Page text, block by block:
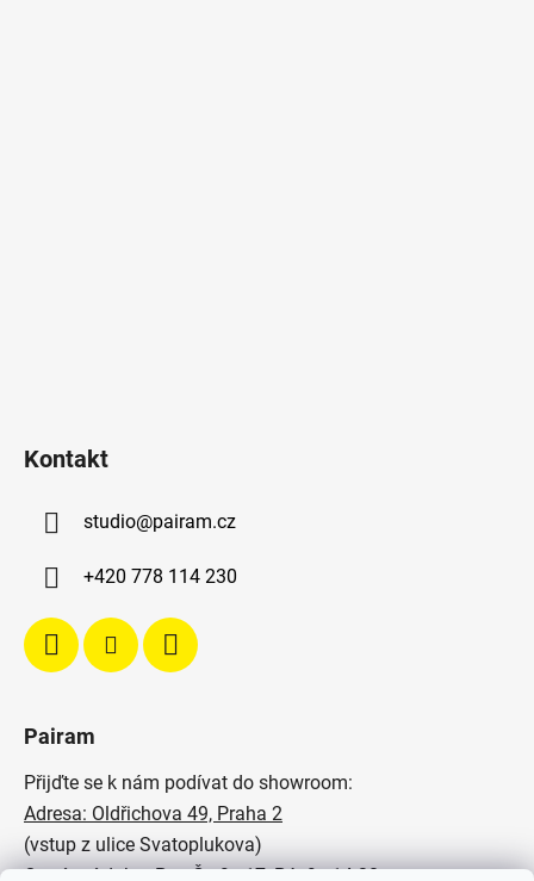
Kontakt
studio@pairam.cz
+420 778 114 230
Pairam
Přijďte se k nám podívat do showroom:
Adresa: Oldřichova 49, Praha 2
(vstup z ulice Svatoplukova)
Otevírací doba: Po - Čt: 9 - 17, Pá: 9 - 14:30